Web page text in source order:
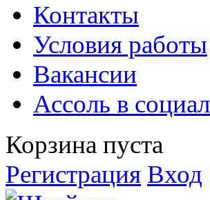
Контакты
Условия работы
Вакансии
Ассоль в
Корзина пуста
Регистрация Вход